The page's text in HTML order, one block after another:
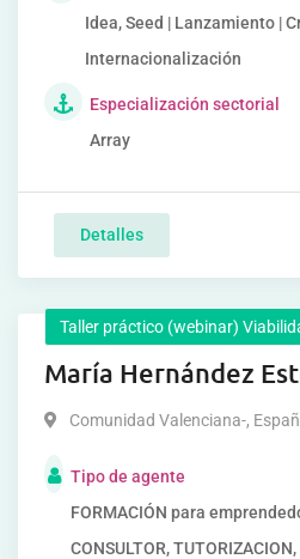
Idea, Seed | Lanzamiento |
Internacionalización
Especialización sectorial
Array
Detalles
Taller práctico (webinar)
María Hernández
Comunidad Valenciana-,
Tipo de agente
FORMACIÓN para
CONSULTOR,